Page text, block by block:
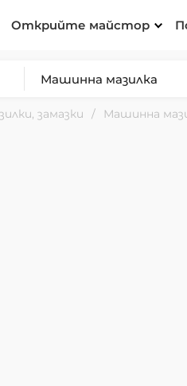
Открийте майстор
замазки Машинна